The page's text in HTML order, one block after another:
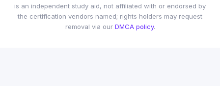
is an independent study aid, not affiliated with or endorsed by
the certification vendors named; rights holders may request
removal via our DMCA policy.